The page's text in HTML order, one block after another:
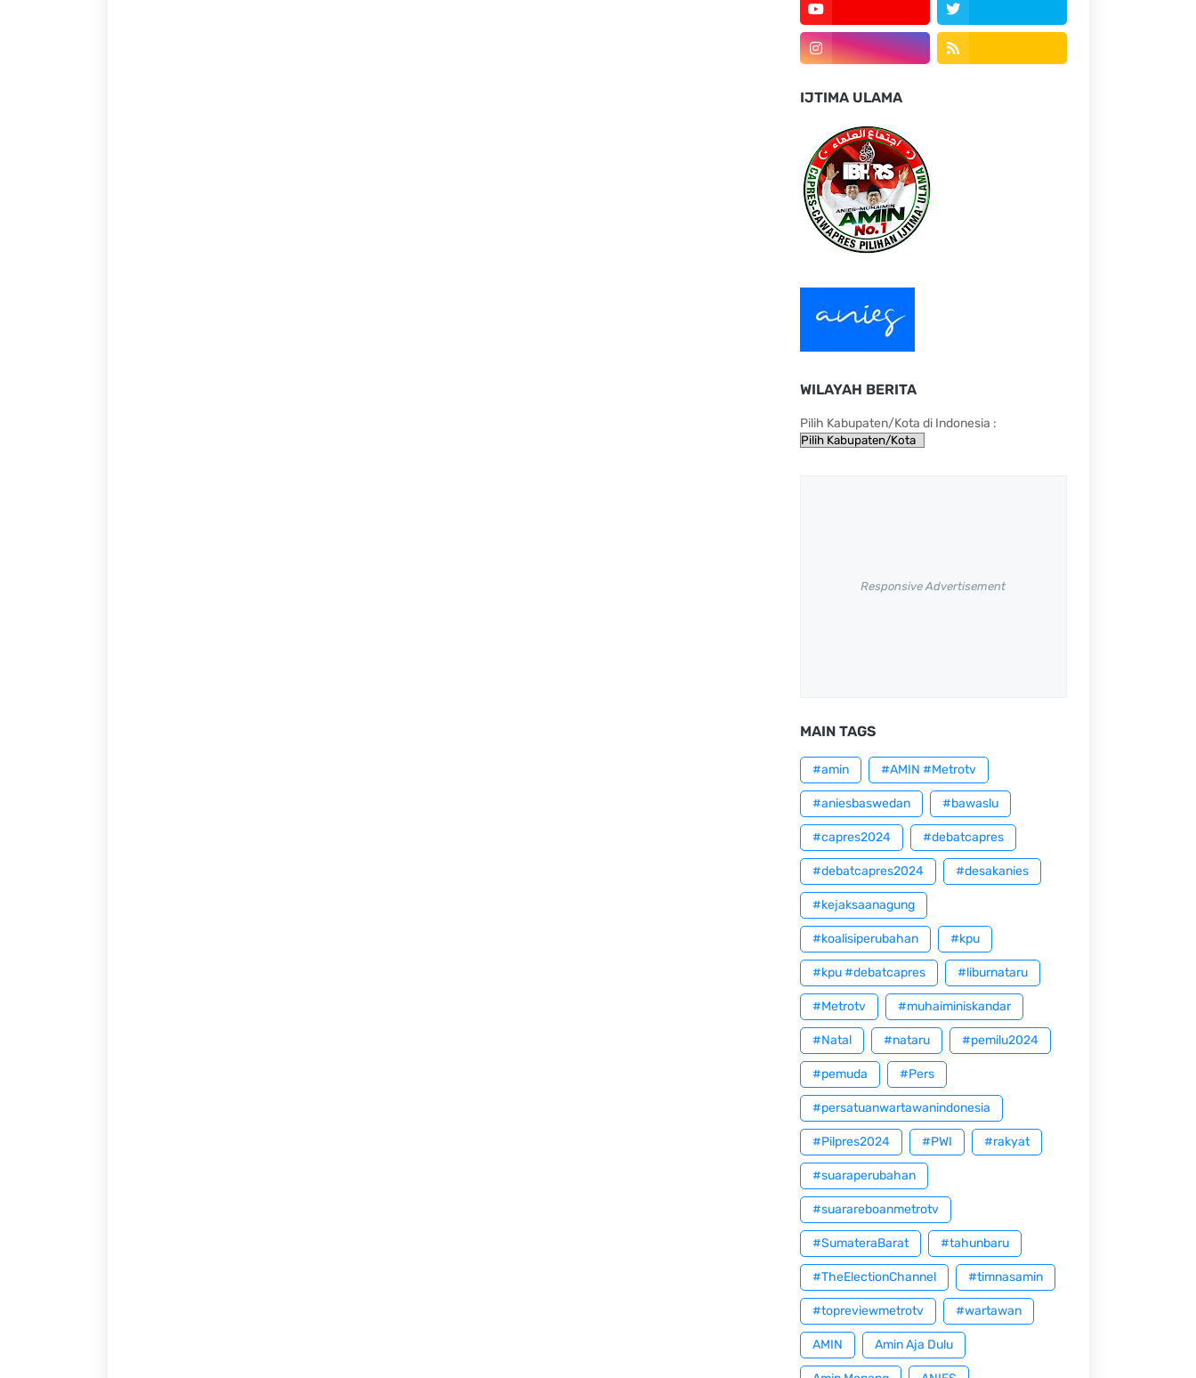
IJTIMA ULAMA
WILAYAH BERITA
Pilih Kabupaten/Kota di Indonesia :
Responsive Advertisement
MAIN TAGS
#amin #AMIN #Metrotv
#aniesbaswedan #bawaslu
#capres2024 #debatcapres
#debatcapres2024 #desakanies
#kejaksaanagung
#koalisiperubahan #kpu
#kpu #debatcapres #liburnataru
#Metrotv #muhaiminiskandar
#Natal #nataru #pemilu2024
#pemuda #Pers
#persatuanwartawanindonesia
#Pilpres2024 #PWI #rakyat
#suaraperubahan
#suarareboanmetrotv
#SumateraBarat #tahunbaru
#TheElectionChannel #timnasamin
#topreviewmetrotv #wartawan
AMIN Amin Aja Dulu